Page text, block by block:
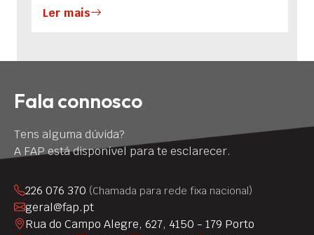
Ler mais
Fala connosco
Tens alguma dúvida?
A FAP está disponível para te esclarecer.
226 076 370 (Chamada para rede fixa nacional)
geral@fap.pt
Rua do Campo Alegre, 627, 4150 - 179 Porto